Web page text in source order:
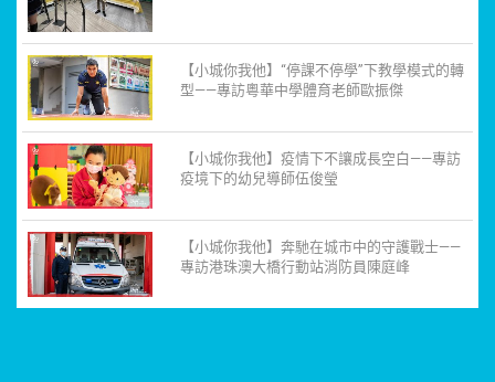
【小城你我他】“停課不停學”下教學模式的轉
型——專訪粵華中學體育老師歐振傑
【小城你我他】疫情下不讓成長空白——專訪
疫境下的幼兒導師伍俊瑩
【小城你我他】奔馳在城市中的守護戰士——
專訪港珠澳大橋行動站消防員陳庭峰